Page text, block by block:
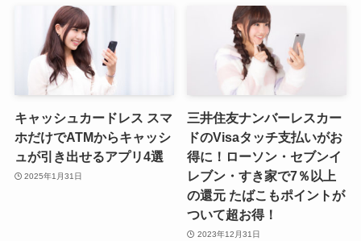
キャッシュカードレス スマ
ホだけでATMからキャッシ
ュが引き出せるアプリ4選
2025年1月31日
三井住友ナンバーレスカー
ドのVisaタッチ支払いがお
得に！ローソン・セブンイ
レブン・すき家で7％以上
の還元 たばこもポイントが
ついて超お得！
2023年12月31日